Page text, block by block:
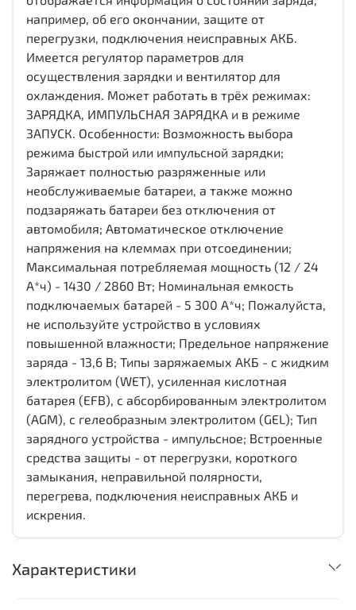
например, об его окончании, защите от
перегрузки, подключения неисправных АКБ.
Имеется регулятор параметров для
осуществления зарядки и вентилятор для
охлаждения. Может работать в трёх режимах:
ЗАРЯДКА, ИМПУЛЬСНАЯ ЗАРЯДКА и в режиме
ЗАПУСК. Особенности: Возможность выбора
режима быстрой или импульсной зарядки;
Заряжает полностью разряженные или
необслуживаемые батареи, а также можно
подзаряжать батареи без отключения от
автомобиля; Автоматическое отключение
напряжения на клеммах при отсоединении;
Максимальная потребляемая мощность (12 / 24
А*ч) - 1430 / 2860 Вт; Номинальная емкость
подключаемых батарей - 5 300 А*ч; Пожалуйста,
не используйте устройство в условиях
повышенной влажности; Предельное напряжение
заряда - 13,6 В; Типы заряжаемых АКБ - с жидким
электролитом (WET), усиленная кислотная
батарея (EFB), с абсорбированным электролитом
(AGM), с гелеобразным электролитом (GEL); Тип
зарядного устройства - импульсное; Встроенные
средства защиты - от перегрузки, короткого
замыкания, неправильной полярности,
перегрева, подключения неисправных АКБ и
искрения.
Характеристики